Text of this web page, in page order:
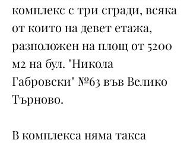
комплекс с три сгради, всяка
от които на девет етажа,
разположен на площ от 5200
м2 на бул. "Никола
Габровски" №63 във Велико
Търново.
В комплекса няма такса